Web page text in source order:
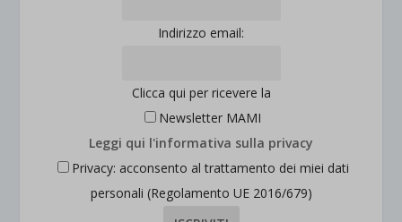
Indirizzo email:
Clicca qui per ricevere la
Newsletter MAMI
Leggi qui l'informativa sulla privacy
Privacy: acconsento al trattamento dei miei dati
personali (Regolamento UE 2016/679)